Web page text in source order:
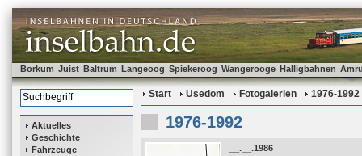
Borkum Juist Baltrum Langeoog Spiekeroog Wangerooge Halligbahnen
Aktuelles
Geschichte
Fahrzeuge
Start Usedom Fotogalerien 1976-1992
1976-1992
__.__.1986